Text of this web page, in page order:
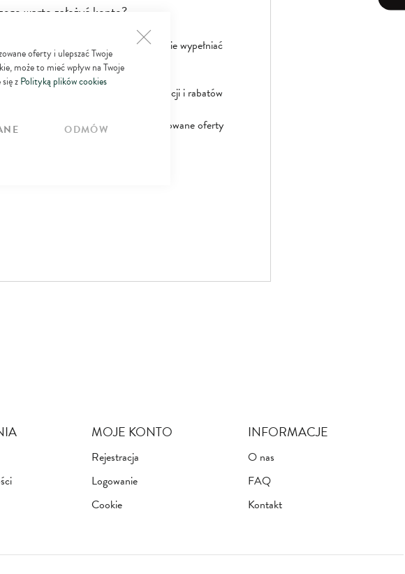
oferty i ulepszać Twoje
może to mieć wpływ na Twoje
zPolityką plików cookies
ODMÓW
warto założyć konto?
następnej wizycie nie musisz powtórnie wypełniać
dostęp do ograniczonych promocji i rabatów
otrzymywać specjalne spersonalizowane oferty
MOJE KONTO
Rejestracja
Logowanie
Cookie
INFORMACJE
O nas
FAQ
Kontakt